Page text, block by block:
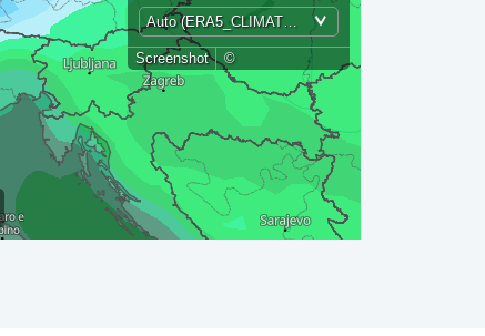
Auto (ERA5_CLIMATOLOGY Global)
Screenshot ©